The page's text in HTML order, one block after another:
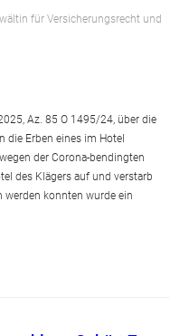
für Versicherungsrecht und
Az. 85 O 1495/24, über die
die Erben eines im Hotel
der Corona-bendingten
des Klägers auf und verstarb
konnten wurde ein